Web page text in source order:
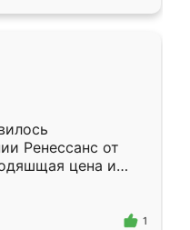
Ренессанс от
цена и
Приехавший
самый
1